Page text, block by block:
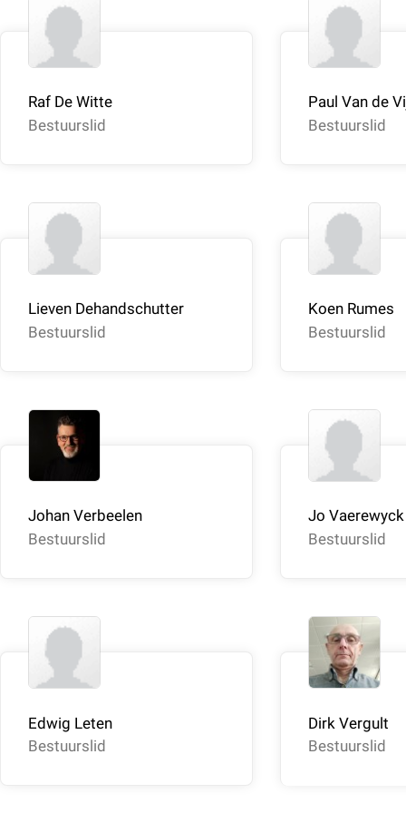
Raf De Witte
Bestuurslid
Paul Van de
Bestuurslid
Lieven Dehandschutter
Bestuurslid
Koen Rumes
Bestuurslid
Johan Verbeelen
Bestuurslid
Jo Vaerewyck
Bestuurslid
Edwig Leten
Bestuurslid
Dirk Vergult
Bestuurslid